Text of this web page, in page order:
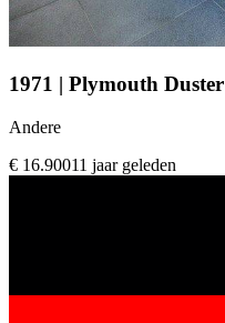
1971 | Plymouth Duster
Andere
€ 16.90011 jaar geleden